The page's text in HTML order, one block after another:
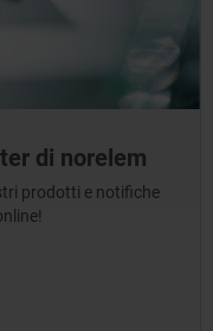
di norelem
prodotti e notifiche